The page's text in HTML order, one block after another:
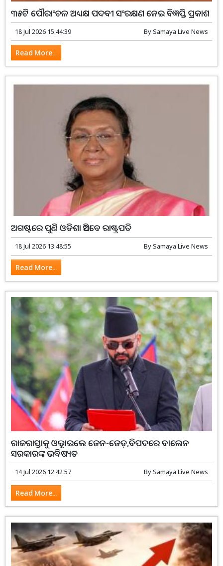
୩୫ଟି ପୌରାଂଚଳ ଅଧ୍ୟକ୍ଷ ପଦବୀ ସଂରକ୍ଷଣ ନେଇ ବିଜ୍ଞପ୍ତି ପ୍ରକାଶ
18 Jul 2026 15:44:39 BySamaya Live News
Read More...
ଅଗଷ୍ଟରେ ପୁଣି ଓଡିଶା ଆସିବେ ରାଷ୍ଟ୍ରପତି
18 Jul 2026 13:48:55 BySamaya Live News
Read More...
ରାଜରାସ୍ତାକୁ ଓଲ୍ଲାଇଲେ ଜେନ-ଜେଡ଼,ବିପଦରେ ବାଲେନ
ସରକାରଙ୍କ ଭବିଷ୍ୟତ
14 Jul 2026 12:42:57 BySamaya Live News
Read More...